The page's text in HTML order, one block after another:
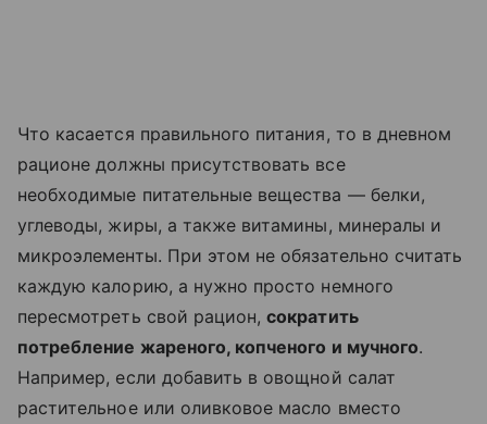
Что касается правильного питания, то в дневном
рационе должны присутствовать все
необходимые питательные вещества — белки,
углеводы, жиры, а также витамины, минералы и
микроэлементы. При этом не обязательно считать
каждую калорию, а нужно просто немного
пересмотреть свой рацион,сократить
потребление жареного, копченого и мучного.
Например, если добавить в овощной салат
растительное или оливковое масло вместо